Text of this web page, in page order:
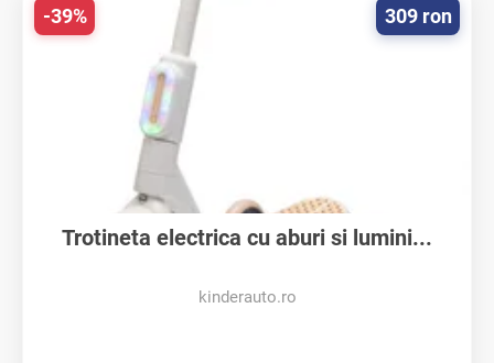
Trotineta electrica cu aburi si lumini...
kinderauto.ro
309 ron
-39%